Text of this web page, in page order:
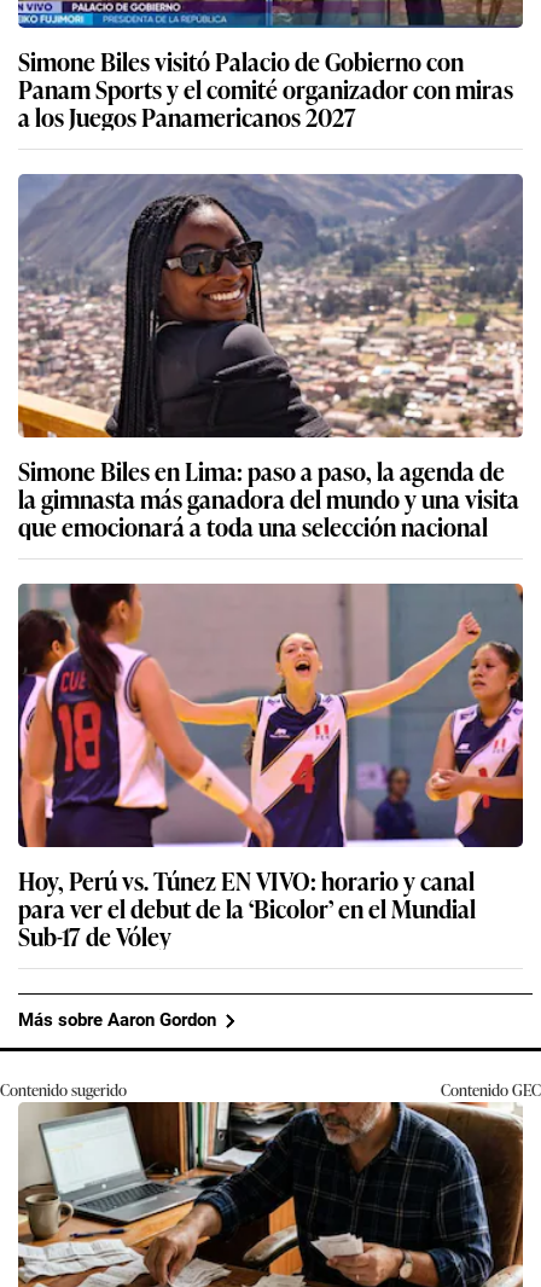
Simone Biles visitó Palacio de Gobierno con
Panam Sports y el comité organizador con miras
a los Juegos Panamericanos 2027
Simone Biles en Lima: paso a paso, la agenda de
la gimnasta más ganadora del mundo y una visita
que emocionará a toda una selección nacional
Hoy, Perú vs. Túnez EN VIVO: horario y canal
para ver el debut de la ‘Bicolor’ en el Mundial
Sub-17 de Vóley
Más sobre Aaron Gordon
Contenido sugerido ContenidoGEC